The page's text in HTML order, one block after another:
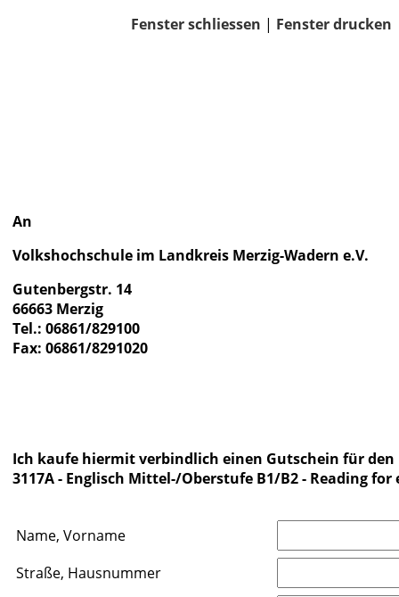
Fenster schliessen | Fenster drucken
An
Volkshochschule im Landkreis Merzig-Wadern e.V.
Gutenbergstr. 14
66663 Merzig
Tel.: 06861/829100
Fax: 06861/8291020
Ich kaufe hiermit verbindlich einen Gutschein für den
3117A - Englisch Mittel-/Oberstufe B1/B2 - Reading
Name, Vorname
Straße, Hausnummer